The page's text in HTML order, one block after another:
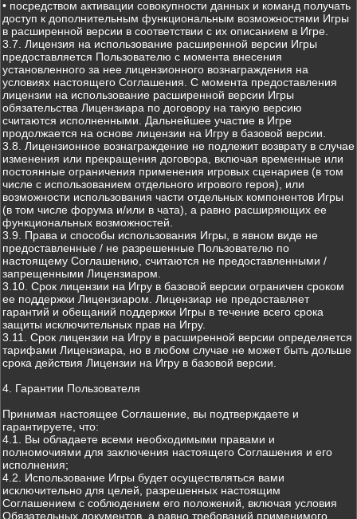
• посредством активации совокупности данных и команд получать
доступ к дополнительным функциональным возможностями Игры
в расширенной версии в соответствии с их описанием в Игре.
3.7. Лицензия на использование расширенной версии Игры
предоставляется Пользователю с момента внесения
установленного за нее лицензионного вознаграждения на
условиях настоящего Соглашения. С момента предоставления
лицензии на использование расширенной версии Игры
обязательства Лицензиара по договору на такую версию
считаются исполненными. Дальнейшее участие в Игре
продолжается на основе лицензии на Игру в базовой версии.
3.8. Лицензионное вознаграждение не подлежит возврату в случае
изменения или прекращения договора, включая временные или
постоянные ограничения применения игровых сценариев (в том
числе с использованием отдельного игрового героя), или
возможности использования части отдельных компонентов Игры
(в том числе форума и/или в чата), а равно расширяющих ее
функциональных возможностей.
3.9. Права и способы использования Игры, в явном виде не
предоставленные / не разрешенные Пользователю по
настоящему Соглашению, считаются не предоставленными /
запрещенными Лицензиаром.
3.10. Срок лицензии на Игру в базовой версии ограничен сроком
ее поддержки Лицензиаром. Лицензиар не предоставляет
гарантий и обещаний поддержки Игры в течение всего срока
защиты исключительных прав на Игру.
3.11. Срок лицензии на Игру в расширенной версии определяется
тарифами Лицензиара, но в любом случае не может быть дольше
срока действия Лицензии на Игру в базовой версии.
4. Гарантии Пользователя
Принимая настоящее Соглашение, вы подтверждаете и
гарантируете, что:
4.1. Вы обладаете всеми необходимыми правами и
полномочиями для заключения настоящего Соглашения и его
исполнения;
4.2. Использование Игры будет осуществляться вами
исключительно для целей, разрешенных настоящим
Соглашением с соблюдением его положений, включая условия
Обязательных документов, а равно требований применимого